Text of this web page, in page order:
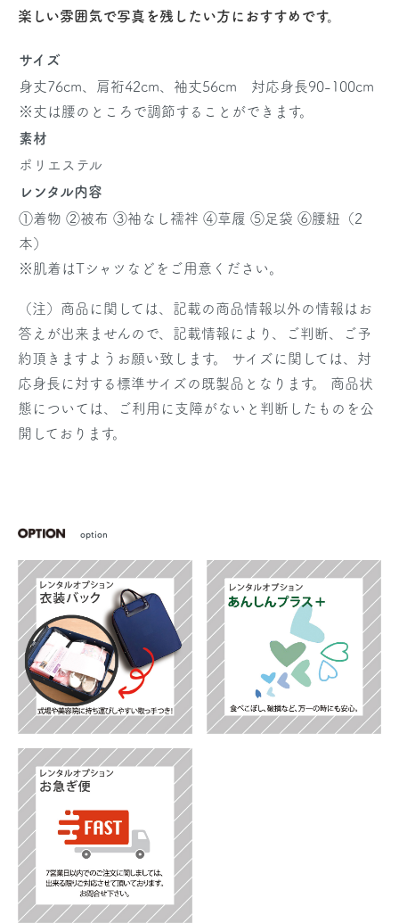
楽しい雰囲気で写真を残したい方におすすめです。
サイズ
身丈76cm、肩裄42cm、袖丈56cm 対応身長90-100cm
※丈は腰のところで調節することができます。
素材
ポリエステル
レンタル内容
①着物 ②被布 ③袖なし襦袢 ④草履 ⑤足袋 ⑥腰紐（2
本）
※肌着はTシャツなどをご用意ください。
（注）商品に関しては、記載の商品情報以外の情報はお
答えが出来ませんので、記載情報により、ご判断、ご予
約頂きますようお願い致します。 サイズに関しては、対
応身長に対する標準サイズの既製品となります。 商品状
態については、ご利用に支障がないと判断したものを公
開しております。
option